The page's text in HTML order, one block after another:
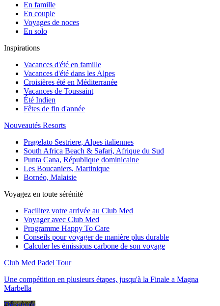
En famille
En couple
Voyages de noces
En solo
Inspirations
Vacances d'été en famille
Vacances d'été dans les Alpes
Croisières été en Méditerranée
Vacances de Toussaint
Été Indien
Fêtes de fin d'année
Nouveautés Resorts
Pragelato Sestriere, Alpes italiennes
South Africa Beach & Safari, Afrique du Sud
Punta Cana, République dominicaine
Les Boucaniers, Martinique
Bornéo, Malaisie
Voyagez en toute sérénité
Facilitez votre arrivée au Club Med
Voyager avec Club Med
Programme Happy To Care
Conseils pour voyager de manière plus durable
Calculer les émissions carbone de son voyage
Club Med Padel Tour
Une compétition en plusieurs étapes, jusqu'à la Finale a Magna
Marbella